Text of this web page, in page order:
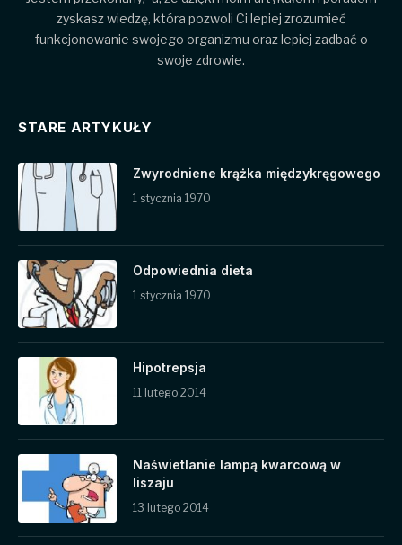
zyskasz wiedzę, która pozwoli Ci lepiej zrozumieć
funkcjonowanie swojego organizmu oraz lepiej zadbać o
swoje zdrowie.
STARE ARTYKUŁY
Zwyrodniene krążka międzykręgowego
1 stycznia 1970
Odpowiednia dieta
1 stycznia 1970
Hipotrepsja
11 lutego 2014
Naświetlanie lampą kwarcową w
liszaju
13 lutego 2014